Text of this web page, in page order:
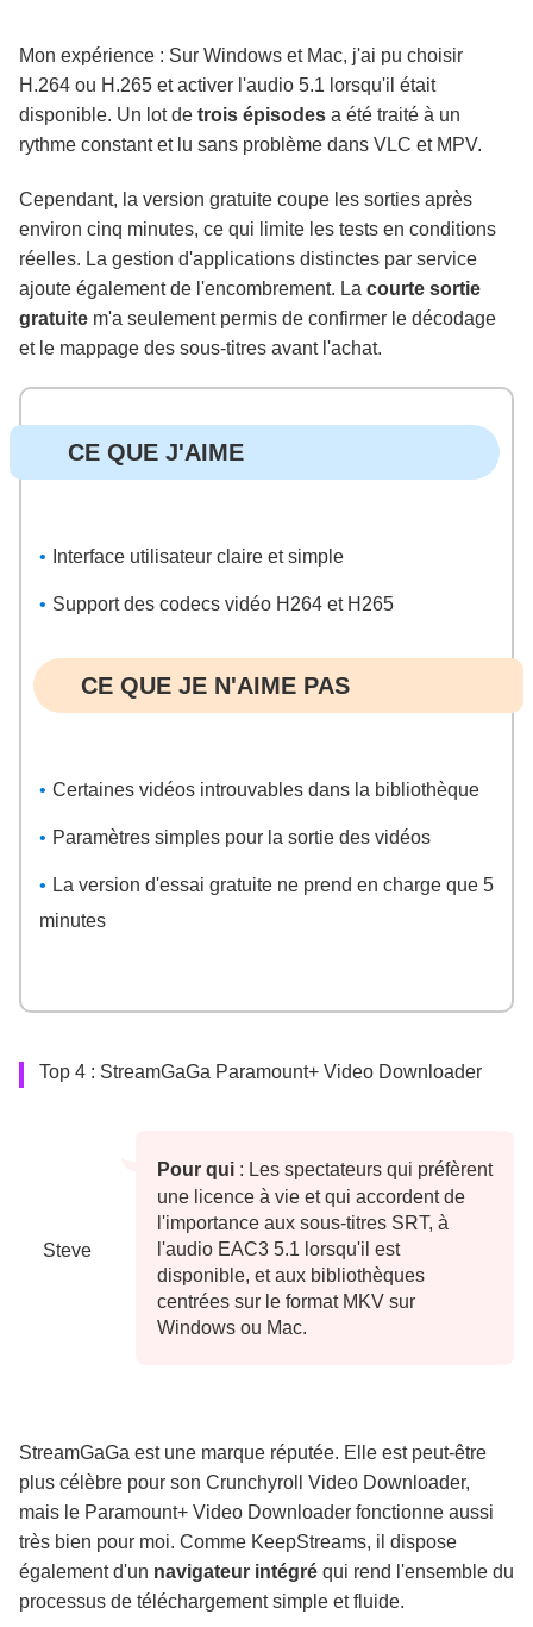
Mon expérience : Sur Windows et Mac, j'ai pu choisir
H.264 ou H.265 et activer l'audio 5.1 lorsqu'il était
disponible. Un lot de trois épisodes a été traité à un
rythme constant et lu sans problème dans VLC et MPV.
Cependant, la version gratuite coupe les sorties après
environ cinq minutes, ce qui limite les tests en conditions
réelles. La gestion d'applications distinctes par service
ajoute également de l'encombrement. La courte sortie
gratuite m'a seulement permis de confirmer le décodage
et le mappage des sous-titres avant l'achat.
CE QUE J'AIME
Interface utilisateur claire et simple
Support des codecs vidéo H264 et H265
CE QUE JE N'AIME PAS
Certaines vidéos introuvables dans la bibliothèque
Paramètres simples pour la sortie des vidéos
La version d'essai gratuite ne prend en charge que 5
minutes
Top 4 : StreamGaGa Paramount+ Video Downloader
Steve
Pour qui : Les spectateurs qui préfèrent
une licence à vie et qui accordent de
l'importance aux sous-titres SRT, à
l'audio EAC3 5.1 lorsqu'il est
disponible, et aux bibliothèques
centrées sur le format MKV sur
Windows ou Mac.
StreamGaGa est une marque réputée. Elle est peut-être
plus célèbre pour son Crunchyroll Video Downloader,
mais le Paramount+ Video Downloader fonctionne aussi
très bien pour moi. Comme KeepStreams, il dispose
également d'un navigateur intégré qui rend l'ensemble du
processus de téléchargement simple et fluide.